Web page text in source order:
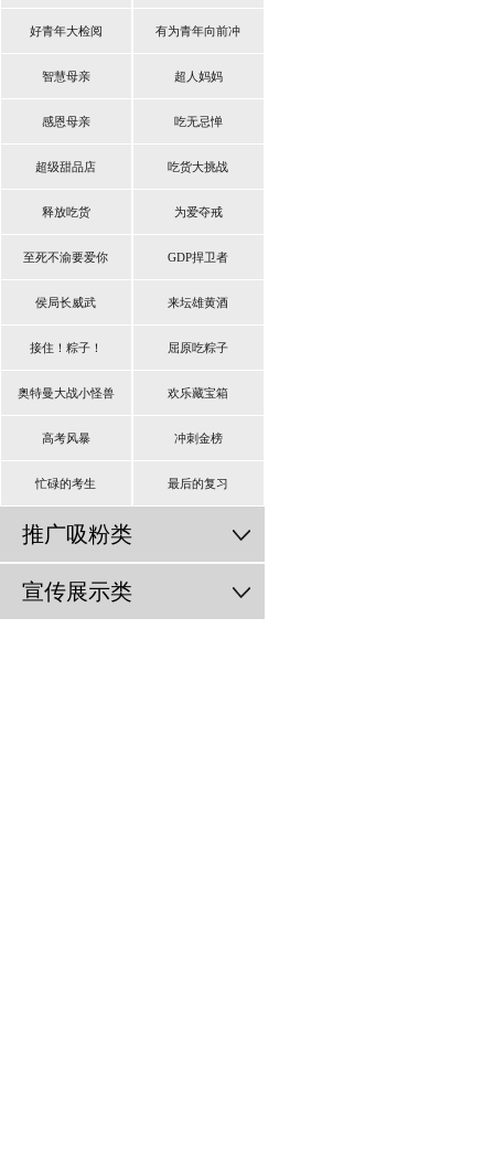
好青年大检阅 有为青年向前冲
智慧母亲 超人妈妈
感恩母亲 吃无忌惮
超级甜品店 吃货大挑战
释放吃货 为爱夺戒
至死不渝要爱你 GDP捍卫者
侯局长威武 来坛雄黄酒
接住！粽子！ 屈原吃粽子
奥特曼大战小怪兽 欢乐藏宝箱
高考风暴 冲刺金榜
忙碌的考生 最后的复习
推广吸粉类
宣传展示类